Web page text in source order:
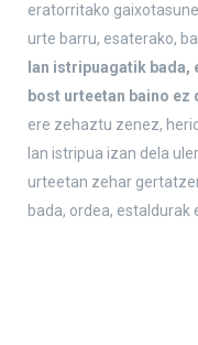
eratorritako
urte barru, esaterako,
lan istripuagatik
bost urteetan baino ez
ere zehaztu zenez,
lan istripua izan dela
urteetan zehar
bada, ordea, estaldurak